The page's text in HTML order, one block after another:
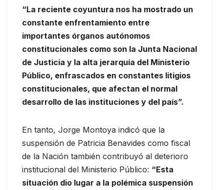
“La reciente coyuntura nos ha mostrado un
constante enfrentamiento entre
importantes órganos autónomos
constitucionales como son la Junta Nacional
de Justicia y la alta jerarquía del Ministerio
Público, enfrascados en constantes litigios
constitucionales, que afectan el normal
desarrollo de las instituciones y del país”.
En tanto, Jorge Montoya indicó que la
suspensión de Patricia Benavides como fiscal
de la Nación también contribuyó al deterioro
institucional del Ministerio Público: “Esta
situación dio lugar a la polémica suspensión